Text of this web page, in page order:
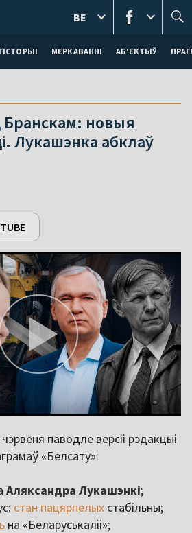
ГІСТОРЫІ МЕРКАВАННI АБ'ЕКТЫЎ
BE
новыя
Лукашэнка абклаў
паводле версіі рэдакцыі
«Белсату»:
Аляксандра Лукашэнкі;
стан пацярпелых стабільны;
на «Беларуськаліі»;